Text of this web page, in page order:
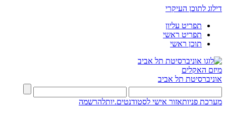
דילוג לתוכן העיקרי
תפריט עליון
תפריט ראשי
תוכן ראשי
מיזם האקלים
אוניברסיטת תל אביב
מערכת פניותאזור אישי לסטודנטים.יותלהרשמה